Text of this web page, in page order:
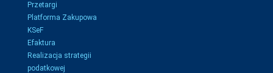
Przetargi
Platforma Zakupowa
KSeF
Efaktura
Realizacja strategii
podatkowej